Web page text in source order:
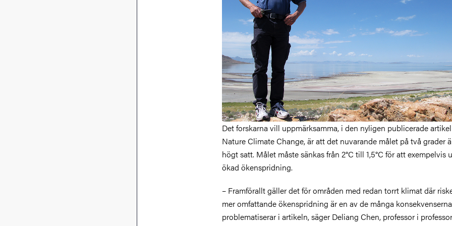
Det forskarna vill uppmärksamma, i den nyligen publicerade
Nature Climate Change, är att det nuvarande målet på två grader
högt satt. Målet måste sänkas från 2°C till 1,5°C för att exempelvis
ökad ökenspridning.
– Framförallt gäller det för områden med redan torrt klimat där
mer omfattande ökenspridning är en av de många
problematiserar i artikeln, säger Deliang Chen, professor i